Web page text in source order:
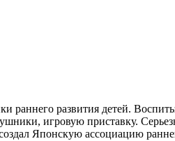
развития детей.
игровую приставку.
Японскую ассоциацию